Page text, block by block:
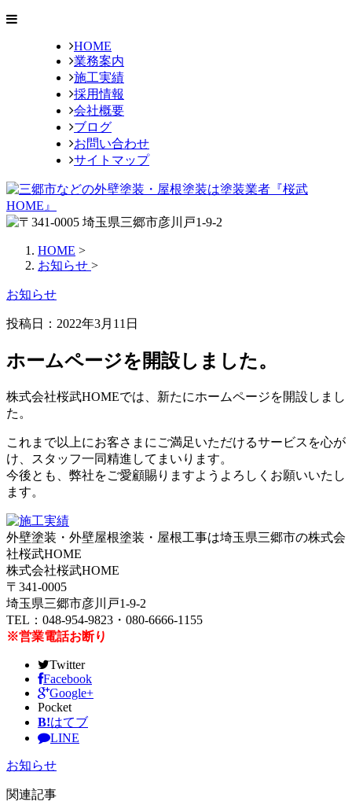
HOME
業務案内
施工実績
採用情報
会社概要
ブログ
お問い合わせ
サイトマップ
HOME >
お知らせ >
お知らせ
投稿日：2022年3月11日
ホームページを開設しました。
株式会社桜武HOMEでは、新たにホームページを開設しまし
た。
これまで以上にお客さまにご満足いただけるサービスを心が
け、スタッフ一同精進してまいります。
今後とも、弊社をご愛顧賜りますようよろしくお願いいたし
ます。
外壁塗装・外壁屋根塗装・屋根工事は埼玉県三郷市の株式会
社桜武HOME
株式会社桜武HOME
〒341-0005
埼玉県三郷市彦川戸1-9-2
TEL：048-954-9823・080-6666-1155
※営業電話お断り
Twitter
Facebook
Google+
Pocket
B!はてブ
LINE
お知らせ
関連記事